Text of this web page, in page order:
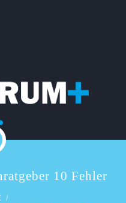
10 Fehler